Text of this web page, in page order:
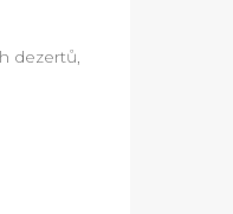
dezertů,